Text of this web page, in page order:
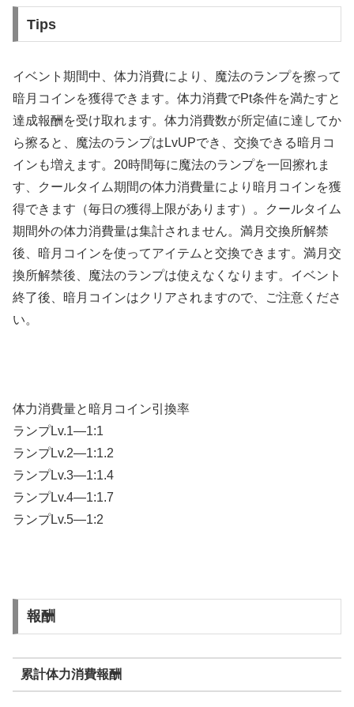
Tips
イベント期間中、体力消費により、魔法のランプを擦って
暗月コインを獲得できます。体力消費でPt条件を満たすと
達成報酬を受け取れます。体力消費数が所定値に達してか
ら擦ると、魔法のランプはLvUPでき、交換できる暗月コ
インも増えます。20時間毎に魔法のランプを一回擦れま
す、クールタイム期間の体力消費量により暗月コインを獲
得できます（毎日の獲得上限があります）。クールタイム
期間外の体力消費量は集計されません。満月交換所解禁
後、暗月コインを使ってアイテムと交換できます。満月交
換所解禁後、魔法のランプは使えなくなります。イベント
終了後、暗月コインはクリアされますので、ご注意くださ
い。
体力消費量と暗月コイン引換率
ランプLv.1—1:1
ランプLv.2—1:1.2
ランプLv.3—1:1.4
ランプLv.4—1:1.7
ランプLv.5—1:2
報酬
累計体力消費報酬